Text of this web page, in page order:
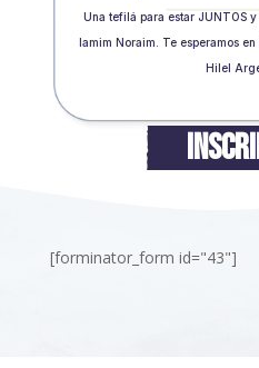
Una tefilá para estar JUNTOS
Iamim Noraim. Te esperamos
Hilel
[forminator_form id="43"]